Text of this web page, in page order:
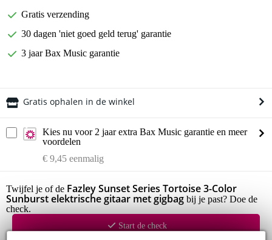
Gratis verzending
30 dagen 'niet goed geld terug' garantie
3 jaar Bax Music garantie
Gratis ophalen in de winkel
Kies nu voor 2 jaar extra Bax Music garantie en meer
voordelen
€ 9,45 eenmalig
Twijfel je of de Fazley Sunset Series Tortoise 3-Color
Sunburst elektrische gitaar met gigbag bij je past? Doe de
check.
Start de check